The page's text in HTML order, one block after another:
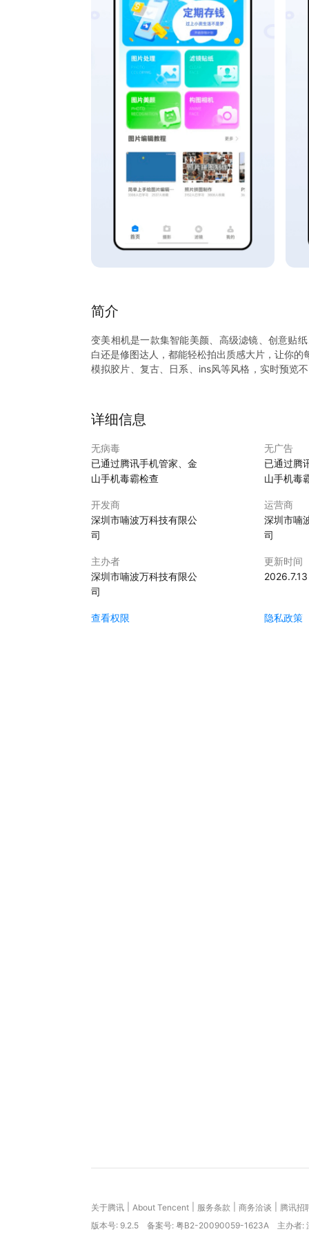
简介
变美相机是一款集智能美颜、高级滤镜、创意贴
白还是修图达人，都能轻松拍出质感大片，让你的
模拟胶片、复古、日系、ins风等风格，实时预览
详细信息
无病毒
已通过腾讯手机管家、金
山手机毒霸检查
无广告
已通过腾
山手机毒
开发商
深圳市喃波万科技有限公
司
运营商
深圳市喃
司
主办者
深圳市喃波万科技有限公
司
更新时间
2026.7.13
查看权限 隐私政策
关于腾讯 About Tencent 服务条款 商务洽谈
腾讯招
版本号: 9.2.5 备案号: 粤B2-20090059-1623A 主办者: